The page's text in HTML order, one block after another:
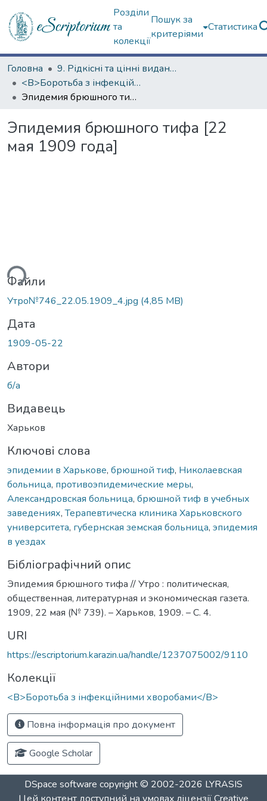
Розділи
та
колекції
Пошук за
критеріями
Статистика
Головна
9. Рідкісні та цінні видання
<B>Боротьба з інфекційними хворобами</B>
Эпидемия брюшного тифа [22 мая 1909 года]
Эпидемия брюшного тифа [22
мая 1909 года]
Файли
Утро№746_22.05.1909_4.jpg (4,85 MB)
Дата
1909-05-22
Автори
б/а
Видавець
Харьков
Ключові слова
эпидемии в Харькове, брюшной тиф, Николаевская
больница, противоэпидемические меры,
Александровская больница, брюшной тиф в учебных
заведениях,Терапевтическа клиника Харьковского
университета, губернская земская больница, эпидемия
в уездах
Бібліографічний опис
Эпидемия брюшного тифа // Утро : политическая,
общественная, литературная и экономическая газета.
1909, 22 мая (№ 739). – Харьков, 1909. – С. 4.
URI
https://escriptorium.karazin.ua/handle/1237075002/9110
Колекції
<B>Боротьба з інфекційними хворобами</B>
Повна інформація про документ
Google Scholar
DSpace software copyright © 2002-2026 LYRASIS